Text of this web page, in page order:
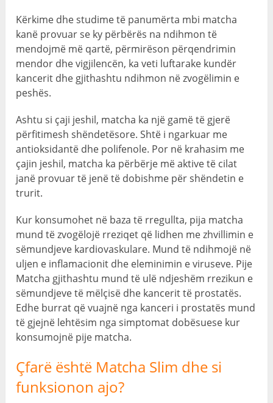
Kërkime dhe studime të panumërta mbi matcha
kanë provuar se ky përbërës na ndihmon të
mendojmë më qartë, përmirëson përqendrimin
mendor dhe vigjilencën, ka veti luftarake kundër
kancerit dhe gjithashtu ndihmon në zvogëlimin e
peshës.
Ashtu si çaji jeshil, matcha ka një gamë të gjerë
përfitimesh shëndetësore. Shtë i ngarkuar me
antioksidantë dhe polifenole. Por në krahasim me
çajin jeshil, matcha ka përbërje më aktive të cilat
janë provuar të jenë të dobishme për shëndetin e
trurit.
Kur konsumohet në baza të rregullta, pija matcha
mund të zvogëlojë rreziqet që lidhen me zhvillimin e
sëmundjeve kardiovaskulare. Mund të ndihmojë në
uljen e inflamacionit dhe eleminimin e viruseve. Pije
Matcha gjithashtu mund të ulë ndjeshëm rrezikun e
sëmundjeve të mëlçisë dhe kancerit të prostatës.
Edhe burrat që vuajnë nga kanceri i prostatës mund
të gjejnë lehtësim nga simptomat dobësuese kur
konsumojnë pije matcha.
Çfarë është Matcha Slim dhe si
funksionon ajo?